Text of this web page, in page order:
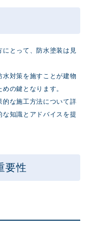
とって、防水塗装は見
対策を施すことが建物
の鍵となります。
的な施工方法について詳
な知識とアドバイスを提
要性